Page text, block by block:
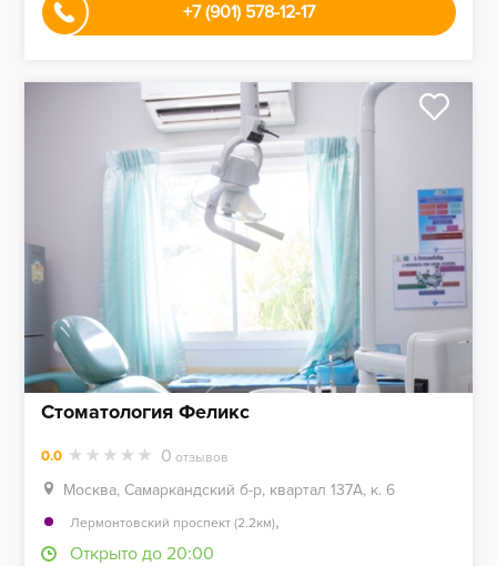
+7 (901) 578-12-17
Стоматология Феликс
0.0 0 отзывов
Москва, Самаркандский б-р, квартал 137А, к. 6
Лермонтовский проспект (2.2км),
Открыто до 20:00